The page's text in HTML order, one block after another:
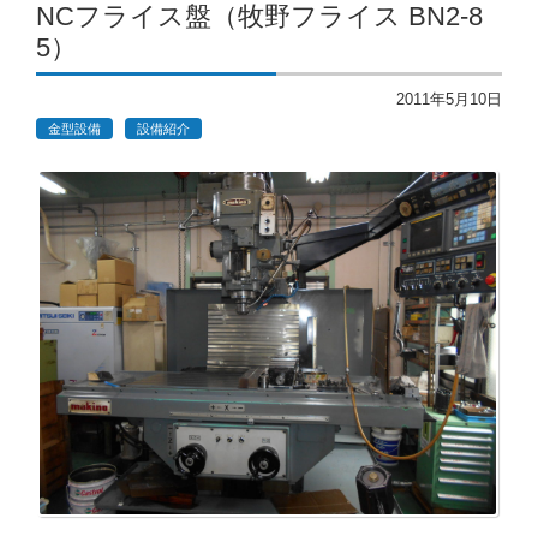
NCフライス盤（牧野フライス BN2-8
5）
2011年5月10日
金型設備 設備紹介